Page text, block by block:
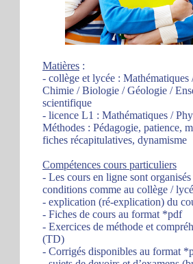
Matières :
- collège et lycée : Mathématiques
Chimie / Biologie / Géologie /
scientifique
- licence L1 : Mathématiques /
Méthodes : Pédagogie, patience,
fiches récapitulatives, dynamisme
Compétences cours particuliers
- Les cours en ligne sont organisés
conditions comme au collège /
- explication (ré-explication) du
- Fiches de cours au format *pdf
- Exercices de méthode et
(TD)
- Corrigés disponibles au format